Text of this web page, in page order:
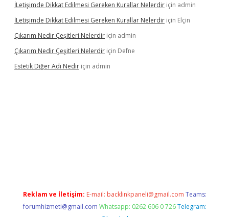
İLetişimde Dikkat Edilmesi Gereken Kurallar Nelerdir için admin
İLetişimde Dikkat Edilmesi Gereken Kurallar Nelerdir için Elçin
Çıkarım Nedir Çeşitleri Nelerdir için admin
Çıkarım Nedir Çeşitleri Nelerdir için Defne
Estetik Diğer Adı Nedir için admin
Reklam ve İletişim: E-mail: backlinkpaneli@gmail.com Teams:
forumhizmeti@gmail.com Whatsapp: 0262 606 0 726 Telegram: